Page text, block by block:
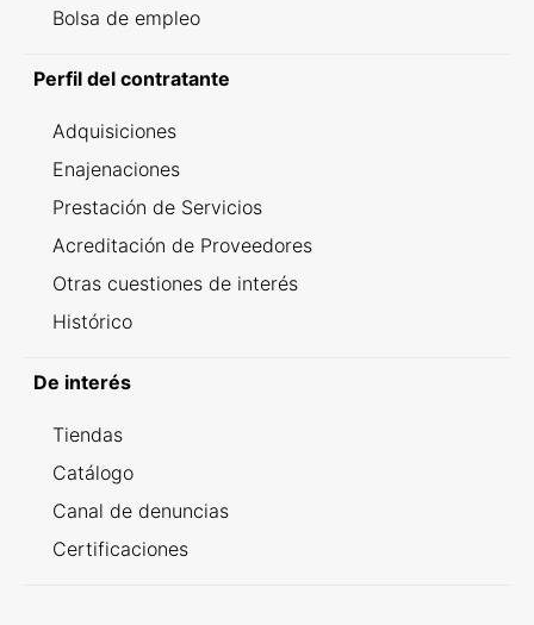
Bolsa de empleo
Perfil del contratante
Adquisiciones
Enajenaciones
Prestación de Servicios
Acreditación de Proveedores
Otras cuestiones de interés
Histórico
De interés
Tiendas
Catálogo
Canal de denuncias
Certificaciones